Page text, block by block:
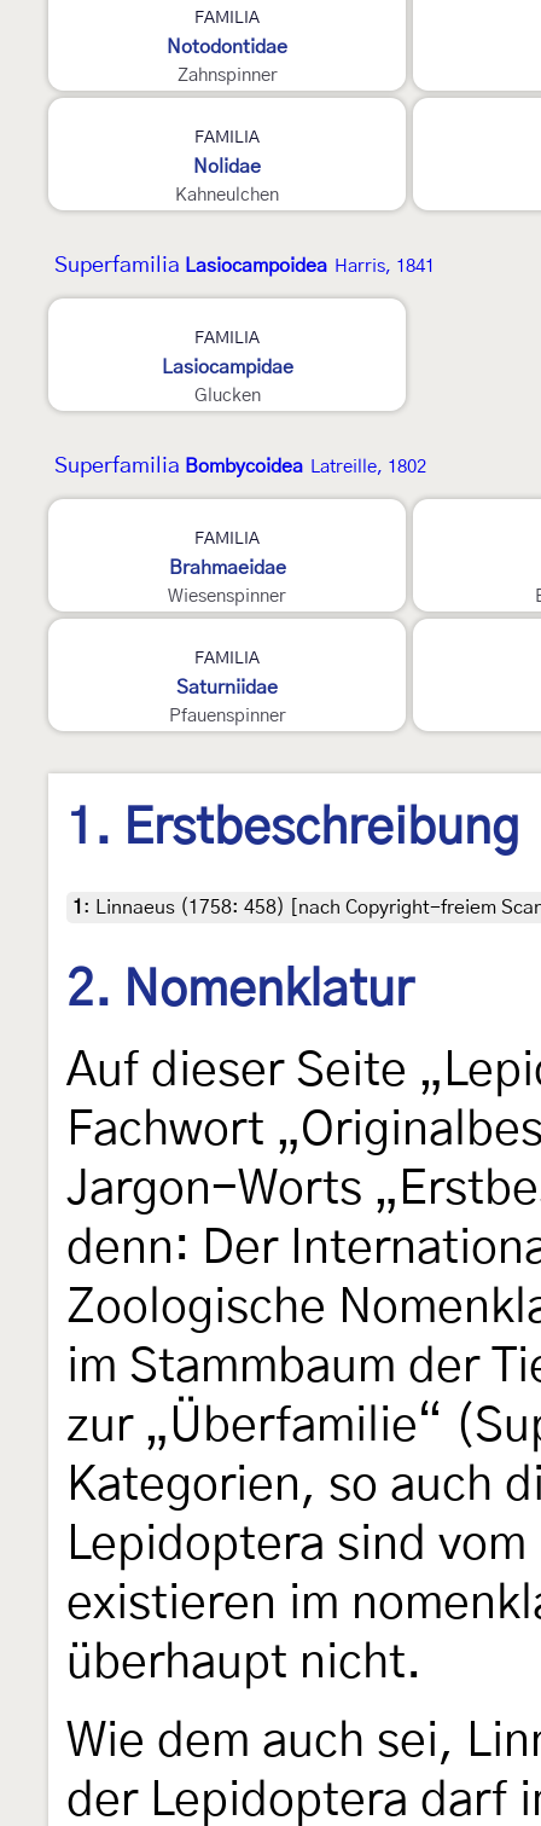
FAMILIA
Notodontidae
Zahnspinner
FAMILIA
Nolidae
Kahneulchen
Superfamilia Lasiocampoidea Harris, 1841
FAMILIA
Lasiocampidae
Glucken
Superfamilia Bombycoidea Latreille, 1802
FAMILIA
Brahmaeidae
Wiesenspinner
FAMILIA
Saturniidae
Pfauenspinner
1. Erstbeschreibung
1 : Linnaeus (1758: 458) [nach Copyright-freiem
2. Nomenklatur
Auf dieser Seite
Fachwort
Jargon-Worts
denn: Der
Zoologische
im Stammbaum der
zur „Überfamilie“
Kategorien, so auch
Lepidoptera sind
existieren im
überhaupt nicht.
Wie dem auch sei,
der Lepidoptera darf